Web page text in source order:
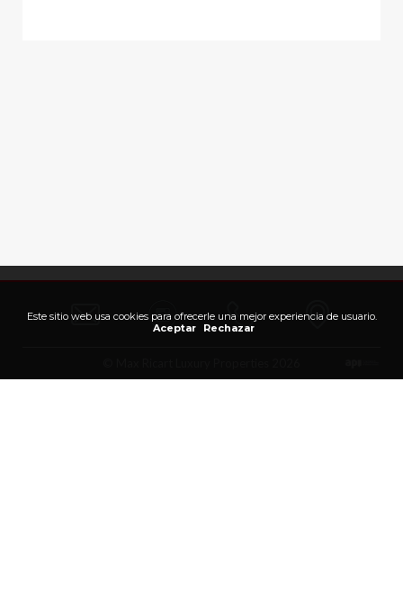
Este sitio web usa cookies para ofrecerle una mejor experiencia de usuario.
Aceptar
Rechazar